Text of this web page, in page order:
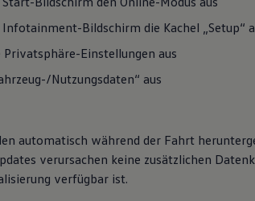
Bildschirm die Kachel „Setup“
Privatsphäre-Einstellungen aus
Nutzungsdaten“ aus
automatisch während der Fahrt
verursachen keine zusätzlichen
verfügbar ist.